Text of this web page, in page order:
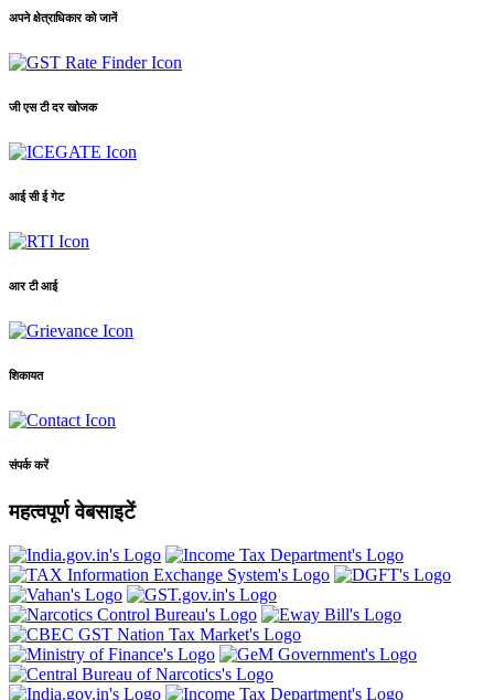
अपने क्षेत्राधिकार को जानें
जी एस टी दर खोजक
आई सी ई गेट
आर टी आई
शिकायत
संपर्क करें
महत्वपूर्ण वेबसाइटें